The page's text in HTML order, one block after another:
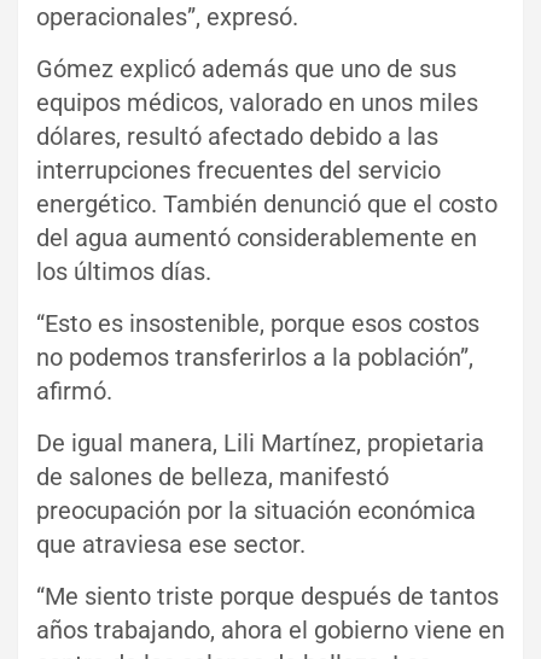
operacionales”, expresó.
Gómez explicó además que uno de sus
equipos médicos, valorado en unos miles
dólares, resultó afectado debido a las
interrupciones frecuentes del servicio
energético. También denunció que el costo
del agua aumentó considerablemente en
los últimos días.
“Esto es insostenible, porque esos costos
no podemos transferirlos a la población”,
afirmó.
De igual manera, Lili Martínez, propietaria
de salones de belleza, manifestó
preocupación por la situación económica
que atraviesa ese sector.
“Me siento triste porque después de tantos
años trabajando, ahora el gobierno viene en